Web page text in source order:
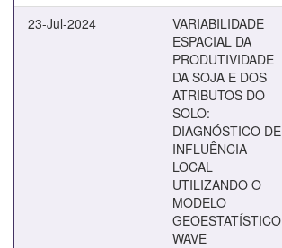
23-Jul-2024
VARIABILIDADE
ESPACIAL DA
PRODUTIVIDADE
DA SOJA E DOS
ATRIBUTOS DO
SOLO:
DIAGNÓSTICO DE
INFLUÊNCIA
LOCAL
UTILIZANDO O
MODELO
GEOESTATÍSTICO
WAVE